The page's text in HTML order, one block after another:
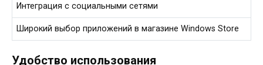
Интеграция с социальными сетями
Широкий выбор приложений в магазине Windows Store
Удобство использования